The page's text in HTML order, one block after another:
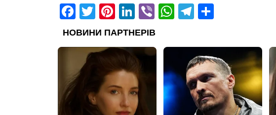
Facebook
Twitter
Pinterest
LinkedIn
ViberWhatsApp
Telegram